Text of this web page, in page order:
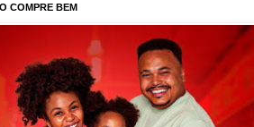
COMPRE BEM